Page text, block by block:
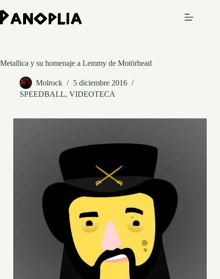
al
contenido
Metallica y su homenaje a Lemmy de Motörhead
Molrock
5 diciembre 2016
SPEEDBALL, VIDEOTECA